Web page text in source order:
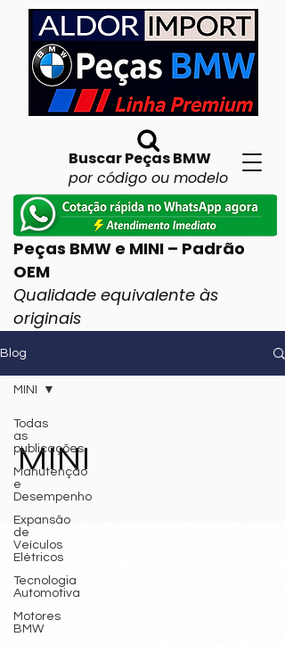
Buscar Peças BMW
por código ou modelo
Peças BMW e MINI – Padrão
OEM
Qualidade equivalente às
originais
Blog
Todas
as
publicações
Manutenção
e
Desempenho
Expansão
de
Veículos
Elétricos
Tecnologia
Automotiva
Motores
BMW
MINI
MINI